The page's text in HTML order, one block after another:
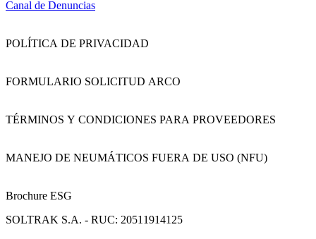
Canal de Denuncias
POLÍTICA DE PRIVACIDAD
FORMULARIO SOLICITUD ARCO
TÉRMINOS Y CONDICIONES PARA PROVEEDORES
MANEJO DE NEUMÁTICOS FUERA DE USO (NFU)
Brochure ESG
SOLTRAK S.A. - RUC: 20511914125